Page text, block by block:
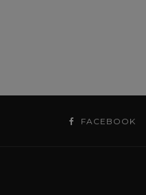
FACEBOOK